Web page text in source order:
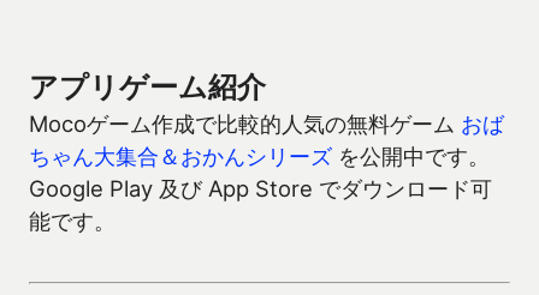
アプリゲーム紹介
Mocoゲーム作成で比較的人気の無料ゲーム おば
ちゃん大集合＆おかんシリーズ を公開中です。
Google Play 及び App Store でダウンロード可
能です。